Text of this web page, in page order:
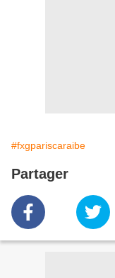
#fxgpariscaraibe
Partager